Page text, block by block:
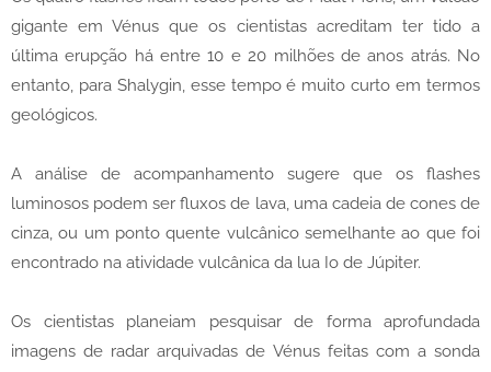
gigante em Vénus que os cientistas acreditam ter tido a
última erupção há entre 10 e 20 milhões de anos atrás. No
entanto, para Shalygin, esse tempo é muito curto em termos
geológicos.
A análise de acompanhamento sugere que os flashes
luminosos podem ser fluxos de lava, uma cadeia de cones de
cinza, ou um ponto quente vulcânico semelhante ao que foi
encontrado na atividade vulcânica da lua Io de Júpiter.
Os cientistas planeiam pesquisar de forma aprofundada
imagens de radar arquivadas de Vénus feitas com a sonda